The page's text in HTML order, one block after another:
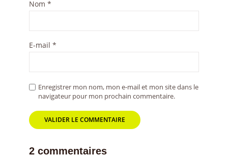
Nom *
E-mail *
Enregistrer mon nom, mon e-mail et mon site dans le
navigateur pour mon prochain commentaire.
2 commentaires